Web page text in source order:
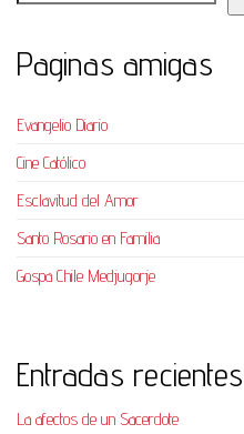
Paginas amigas
Evangelio Diario
Cine Católico
Esclavitud del Amor
Santo Rosario en Familia
Gospa Chile Medjugorje
Entradas recientes
La afectos de un Sacerdote